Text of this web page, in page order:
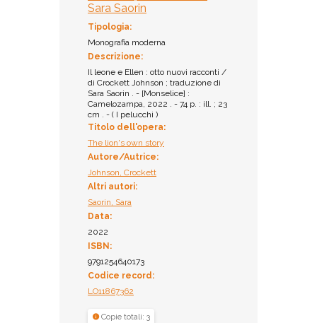
Biblioteca
dell'Accademia dei
Concordi di Rovigo /
Sezione Ragazzi -
Collocazione:
NF1 JOH 014
Inventario:
9592
Prestito:
Ammesso al prestito
Sara Saorin
Tipologia:
Monografia moderna
Descrizione:
Il leone e Ellen : otto nuovi racconti /
di Crockett Johnson ; traduzione di
Sara Saorin . - [Monselice] :
Camelozampa, 2022 . - 74 p. : ill. ; 23
cm . - ( I pelucchi )
Titolo dell'opera:
The lion's own story
Autore/Autrice:
Johnson, Crockett
Altri autori:
Saorin, Sara
Data:
2022
ISBN:
9791254640173
Codice record:
LO11867362
Copie totali: 3